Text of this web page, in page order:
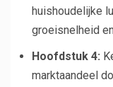
huishoudelijke
groeisnelheid
Hoofdstuk 4:
marktaandeel